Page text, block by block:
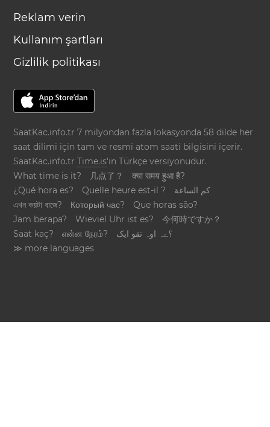
Reklam verin
Kullanım şartları
Gizlilik politikası
SaatKac.info.tr 7 milyondan fazla lokasyonda 58 dilde her
saat dilimi için tam ve resmi atom saati bilgisini içerir.
SaatKac.info.trTime.is'in Türkçe versiyonudur.
What time is it?
几点了？
क्या समय हुआ है?
¿Qué hora es?
Quelle heure est-il ?
كم الساعة
এখন কয়টা বাজে?
Который час?
Que horas são?
Jam berapa?
Wieviel Uhr ist es?
今何時ですか？
Saat kaç?
என்ன நேரம்?
؟ےہ اوہ تقو ایک
≫ more languages